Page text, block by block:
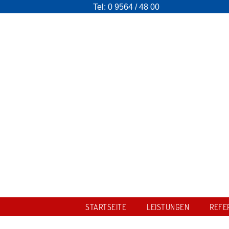
Tel: 0 9564 / 48 00
STARTSEITE LEISTUNGEN